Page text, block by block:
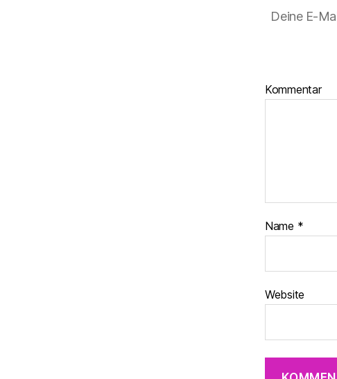
Deine E-
Kommentar
Name *
Website